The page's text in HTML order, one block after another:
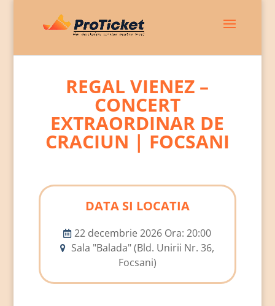
REGAL VIENEZ –
CONCERT
EXTRAORDINAR DE
CRACIUN | FOCSANI
DATA SI LOCATIA
22 decembrie 2026 Ora: 20:00
Sala "Balada" (Bld. Unirii Nr. 36,
Focsani)